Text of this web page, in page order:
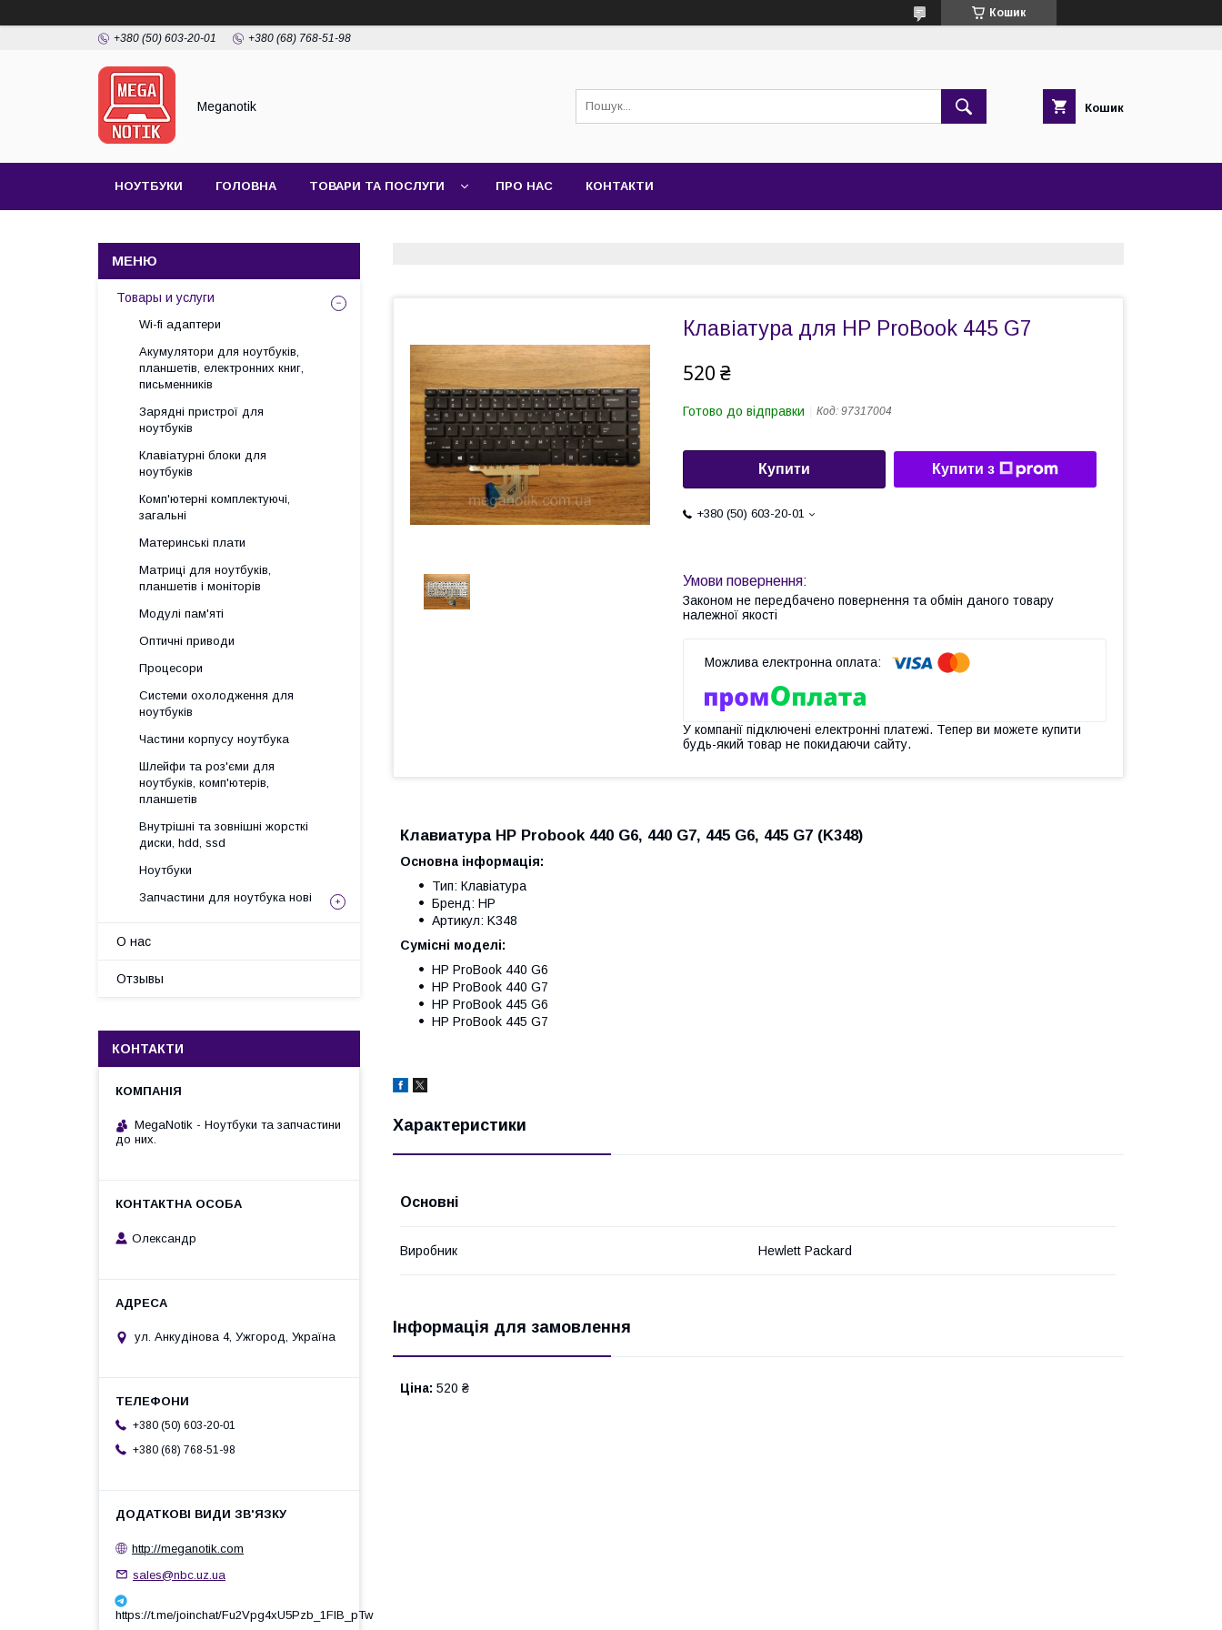
Кошик
+380 (50) 603-20-01 +380 (68) 768-51-98
Meganotik Кошик
НОУТБУКИ ГОЛОВНА ТОВАРИ ТА ПОСЛУГИ ПРО НАС КОНТАКТИ
Клавіатура для HP ProBook 445 G7
520 ₴
Готово до відправки Код: 97317004
Купити Купити з
+380 (50) 603-20-01
Законом не передбачено повернення та обмін даного товару
належної якості
У компанії підключені електронні платежі. Тепер ви можете купити
будь-який товар не покидаючи сайту.
Клавиатура HP Probook 440 G6, 440 G7, 445 G6, 445 G7 (K348)
Основна інформація:
Тип: Клавіатура
Бренд: HP
Артикул: K348
Сумісні моделі:
HP ProBook 440 G6
HP ProBook 440 G7
HP ProBook 445 G6
HP ProBook 445 G7
Характеристики
Основні
Виробник Hewlett Packard
Інформація для замовлення
Ціна: 520 ₴
Товары и услуги
Wi-fi адаптери
Акумулятори для ноутбуків,
планшетів, електронних книг,
письменників
Зарядні пристрої для
ноутбуків
Клавіатурні блоки для
ноутбуків
Комп'ютерні комплектуючі,
загальні
Материнські плати
Матриці для ноутбуків,
планшетів і моніторів
Модулі пам'яті
Оптичні приводи
Процесори
Системи охолодження для
ноутбуків
Частини корпусу ноутбука
Шлейфи та роз'єми для
ноутбуків, комп'ютерів,
планшетів
Внутрішні та зовнішні жорсткі
диски, hdd, ssd
Ноутбуки
Запчастини для ноутбука нові
О нас
Отзывы
КОНТАКТИ
MegaNotik - Ноутбуки та запчастини
до них.
Олександр
ул. Анкудінова 4, Ужгород, Україна
+380 (50) 603-20-01
+380 (68) 768-51-98
http://meganotik.com
sales@nbc.uz.ua
https://t.me/joinchat/Fu2Vpg4xU5Pzb_1FIB_pTw